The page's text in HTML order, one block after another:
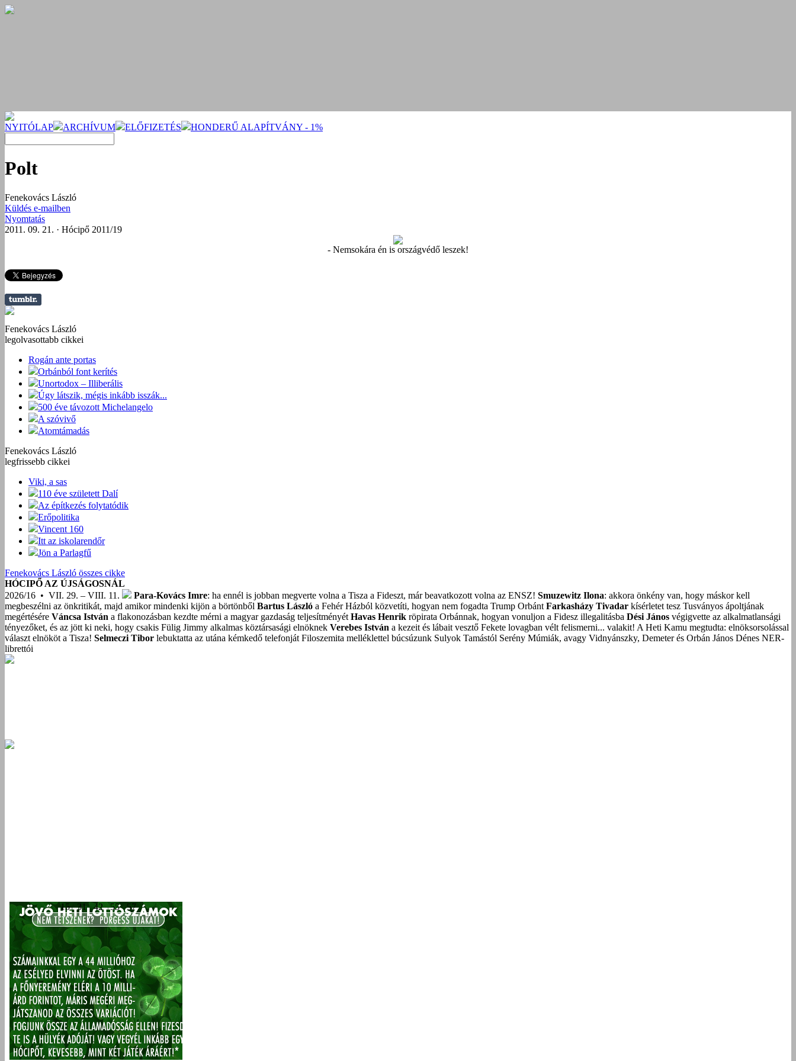
NYITÓLAP ARCHÍVUM ELŐFIZETÉS HONDERŰ ALAPÍTVÁNY - 1%
Polt
Fenekovács László
Küldés e-mailben
Nyomtatás
2011. 09. 21. · Hócipő 2011/19
- Nemsokára én is országvédő leszek!
Fenekovács László
legolvasottabb cikkei
Rogán ante portas
Orbánból font kerítés
Unortodox – Illiberális
Úgy látszik, mégis inkább isszák...
500 éve távozott Michelangelo
A szóvivő
Atomtámadás
Fenekovács László
legfrissebb cikkei
Viki, a sas
110 éve született Dalí
Az építkezés folytatódik
Erőpolitika
Vincent 160
Itt az iskolarendőr
Jön a Parlagfű
Fenekovács László összes cikke
HÓCIPŐ AZ ÚJSÁGOSNÁL
2026/16 • VII. 29. – VIII. 11.
Para-Kovács Imre: ha ennél is jobban megverte volna a Tisza a Fideszt, már beavatkozott volna az ENSZ! Smuzewitz Ilona: akkora önkény van, hogy máskor kell
megbeszélni az önkritikát, majd amikor mindenki kijön a börtönből Bartus László a Fehér Házból közvetíti, hogyan nem fogadta Trump Orbánt Farkasházy Tivadar kísérletet tesz Tusványos ápoltjának
megértésére Váncsa István a flakonozásban kezdte mérni a magyar gazdaság teljesítményét Havas Henrik röpirata Orbánnak, hogyan vonuljon a Fidesz illegalitásba Dési János végigvette az alkalmatlansági
tényezőket, és az jött ki neki, hogy csakis Fülig Jimmy alkalmas köztársasági elnöknek Verebes István a kezeit és lábait vesztő Fekete lovagban vélt felismerni... valakit! A Heti Kamu megtudta: elnöksorsolással
választ elnököt a Tisza! Selmeczi Tibor lebuktatta az utána kémkedő telefonját Filoszemita melléklettel búcsúzunk Sulyok Tamástól Serény Múmiák, avagy Vidnyánszky, Demeter és Orbán János Dénes NER-
librettói